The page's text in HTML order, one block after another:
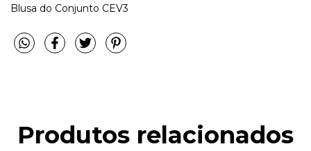
Blusa do Conjunto CEV3
Produtos relacionados